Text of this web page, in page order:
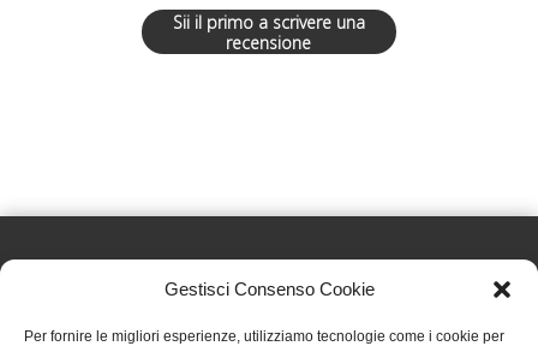
Gestisci Consenso Cookie
Per fornire le migliori esperienze, utilizziamo tecnologie come i cookie per
Sii il primo a scrivere una
recensione
Effatà Editrice di Pellegrino Paolo SAS